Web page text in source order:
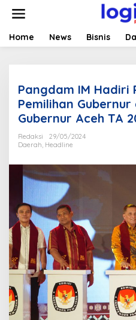
t
Home News Bisnis
Pangdam IM Hadiri
Pemilihan
Gubernur Aceh TA
Redaksi
29/05/2024
Daerah, Headline